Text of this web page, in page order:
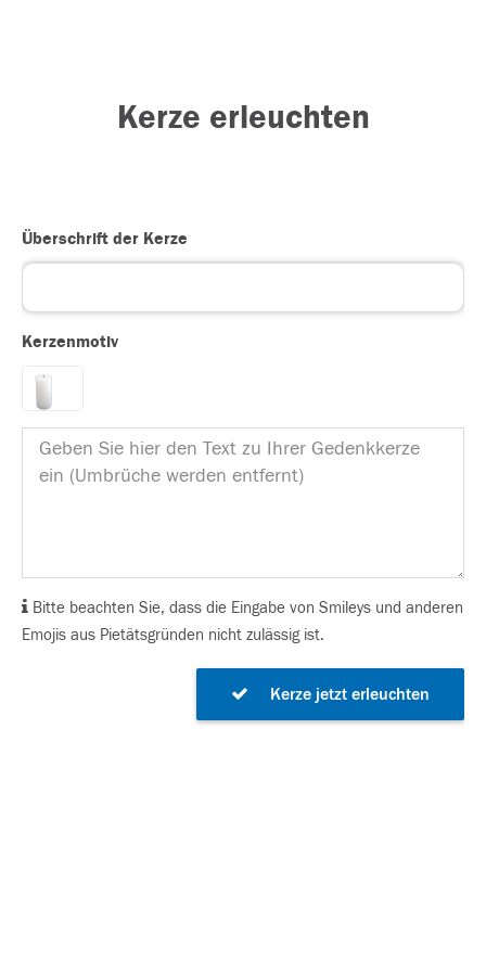
Kerze erleuchten
Überschrift der Kerze
Kerzenmotiv
Bitte beachten Sie, dass die Eingabe von Smileys und anderen
Emojis aus Pietätsgründen nicht zulässig ist.
Kerze jetzt erleuchten